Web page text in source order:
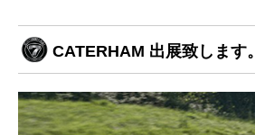
CATERHAM 出展致します。